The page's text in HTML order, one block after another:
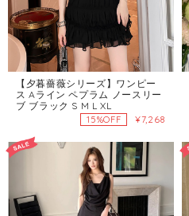
【夕暮薔薇シリーズ】ワンピー
ス Aライン ペプラム ノースリー
ブ ブラック S M L XL
15%OFF ¥7,268